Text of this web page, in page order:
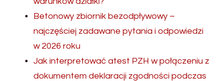
Betonowy zbiornik bezodpływowy –
najczęściej zadawane pytania i odpowiedzi
w 2026 roku
Jak interpretować atest PZH w połączeniu z
dokumentem deklaracji zgodności podczas